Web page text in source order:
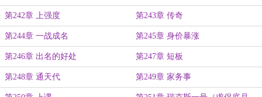
第242章 上强度 第243章 传奇
第244章 一战成名 第245章 身价暴涨
第246章 出名的好处 第247章 短板
第248章 通天代 第249章 家务事